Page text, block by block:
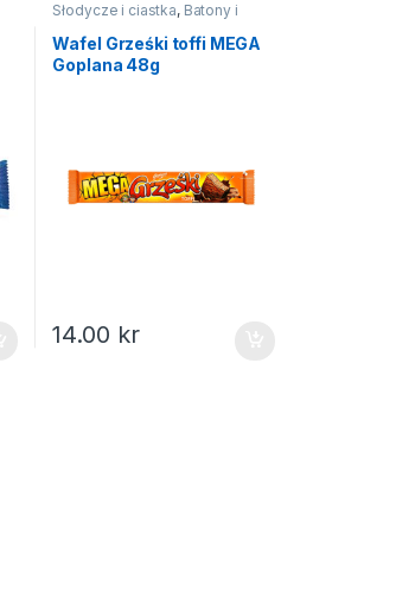
Słodycze i ciastka, Batony i
wafelki
Wafel Grześki toffi MEGA
Goplana 48g
14.00 kr